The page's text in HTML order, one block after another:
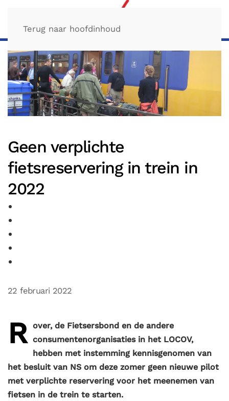
Terug naar hoofdinhoud
Geen verplichte
fietsreservering in trein in
2022
22 februari 2022
R over, de Fietsersbond en de andere
consumentenorganisaties in het LOCOV,
hebben met instemming kennisgenomen van
het besluit van NS om deze zomer geen nieuwe pilot
met verplichte reservering voor het meenemen van
fietsen in de trein te starten.